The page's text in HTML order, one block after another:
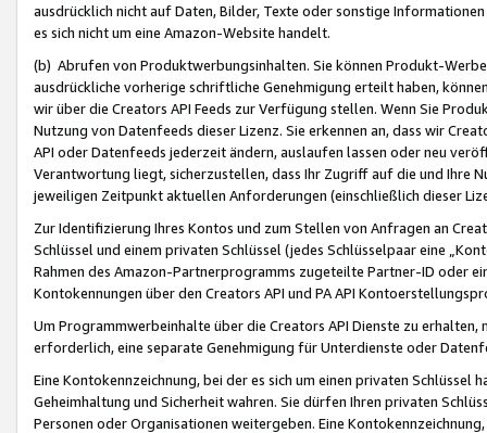
ausdrücklich nicht auf Daten, Bilder, Texte oder sonstige
es sich nicht um eine Amazon-Website handelt.
(b) Abrufen von Produktwerbungsinhalten. Sie können Produkt-
ausdrückliche vorherige schriftliche Genehmigung erteilt haben,
wir über die Creators API Feeds zur Verfügung stellen. Wenn Sie
Nutzung von Datenfeeds dieser Lizenz. Sie erkennen an, dass wir
API oder Datenfeeds jederzeit ändern, auslaufen lassen oder neu
Verantwortung liegt, sicherzustellen, dass Ihr Zugriff auf die und Ihre
jeweiligen Zeitpunkt aktuellen Anforderungen (einschließlich dieser
Zur Identifizierung Ihres Kontos und zum Stellen von Anfragen an
Schlüssel und einem privaten Schlüssel (jedes Schlüsselpaar eine
Rahmen des Amazon-Partnerprogramms zugeteilte Partner-ID oder
Kontokennungen über den Creators API und PA API
Um Programmwerbeinhalte über die Creators API Dienste zu
erforderlich, eine separate Genehmigung für Unterdienste oder
Eine Kontokennzeichnung, bei der es sich um einen privaten
Geheimhaltung und Sicherheit wahren. Sie dürfen Ihren privaten
Personen oder Organisationen weitergeben. Eine